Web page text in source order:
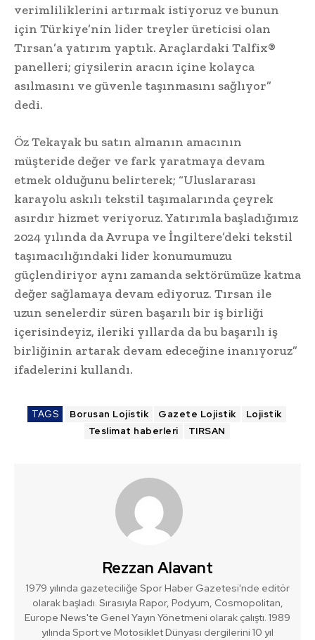
verimliliklerini artırmak istiyoruz ve bunun
için Türkiye’nin lider treyler üreticisi olan
Tırsan’a yatırım yaptık. Araçlardaki Talfix®
panelleri; giysilerin aracın içine kolayca
asılmasını ve güvenle taşınmasını sağlıyor”
dedi.
Öz Tekayak bu satın almanın amacının
müşteride değer ve fark yaratmaya devam
etmek olduğunu belirterek; “Uluslararası
karayolu askılı tekstil taşımalarında çeyrek
asırdır hizmet veriyoruz. Yatırımla başladığımız
2024 yılında da Avrupa ve İngiltere’deki tekstil
taşımacılığındaki lider konumumuzu
güçlendiriyor aynı zamanda sektörümüze katma
değer sağlamaya devam ediyoruz. Tırsan ile
uzun senelerdir süren başarılı bir iş birliği
içerisindeyiz, ileriki yıllarda da bu başarılı iş
birliğinin artarak devam edeceğine inanıyoruz”
ifadelerini kullandı.
TAGS Borusan Lojistik Gazete Lojistik
Lojistik
Teslimat haberleri
TIRSAN
Rezzan Alavant
1979 yılında gazeteciliğe Spor Haber Gazetesi'nde editör
olarak başladı. Sırasıyla Rapor, Podyum, Cosmopolitan,
Europe News'te Genel Yayın Yönetmeni olarak çalıştı. 1989
yılında Sport ve Motosiklet Dünyası dergilerini 10 yıl